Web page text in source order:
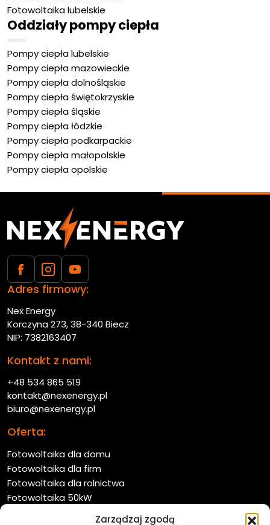
Zarządzaj zgodą
Fotowoltaika lubelskie
Oddziały pompy ciepła
Pompy ciepła lubelskie
Pompy ciepła mazowieckie
Pompy ciepła dolnośląskie
Pompy ciepła świętokrzyskie
Pompy ciepła śląskie
Pompy ciepła łódzkie
Pompy ciepła podkarpackie
Pompy ciepła małopolskie
Pompy ciepła opolskie
Adres firmowy:
Nex Energy
Korczyna 273, 38-340 Biecz
NIP: 7382163407
Kontakt z nami:
+48 534 865 519
kontakt@nexenergy.pl
biuro@nexenergy.pl
Oferta:
Fotowoltaika dla domu
Fotowoltaika dla firm
Fotowoltaika dla rolnictwa
Fotowoltaika 50kW